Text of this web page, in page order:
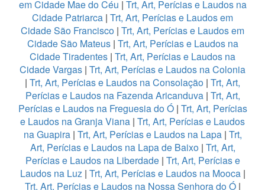
em Cidade Mae do Céu | Trt, Art, Perícias e Laudos na
Cidade Patriarca | Trt, Art, Perícias e Laudos em
Cidade São Francisco | Trt, Art, Perícias e Laudos em
Cidade São Mateus| Trt, Art, Perícias e Laudos na
Cidade Tiradentes | Trt, Art, Perícias e Laudos na
Cidade Vargas | Trt, Art, Perícias e Laudos na Colonia
| Trt, Art, Perícias e Laudos na Consolação | Trt, Art,
Perícias e Laudos na Fazenda Aricanduva| Trt, Art,
Perícias e Laudos na Freguesia do Ó| Trt, Art, Perícias
e Laudos na Granja Viana | Trt, Art, Perícias e Laudos
na Guapira| Trt, Art, Perícias e Laudos na Lapa| Trt,
Art, Perícias e Laudos na Lapa de Baixo | Trt, Art,
Perícias e Laudos na Liberdade | Trt, Art, Perícias e
Laudos na Luz| Trt, Art, Perícias e Laudos na Mooca|
Trt, Art, Perícias e Laudos na Nossa Senhora do Ó|